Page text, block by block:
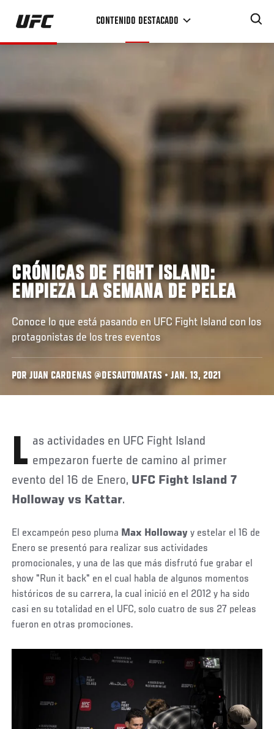
Pasar
contenido
CONTENIDO DESTACADO
CRÓNICAS DE FIGHT ISLAND:
EMPIEZA LA SEMANA DE PELEA
Conoce lo que está pasando en UFC Fight Island con los
protagonistas de los tres eventos
POR JUAN CARDENAS @DESAUTOMATAS • JAN. 13, 2021
Las actividades en UFC Fight Island empezaron fuerte de camino al primer
evento del 16 de Enero, UFC Fight Island 7
Holloway vs Kattar.
El excampeón peso pluma Max Holloway y estelar el 16 de
Enero se presentó para realizar sus actividades
promocionales, y una de las que más disfrutó fue grabar el
show "Run it back" en el cual habla de algunos momentos
históricos de su carrera, la cual inició en el 2012 y ha sido
casi en su totalidad en el UFC, solo cuatro de sus 27 peleas
fueron en otras promociones.